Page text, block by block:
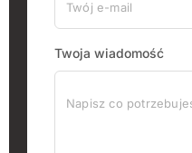
Twoja wiadomość